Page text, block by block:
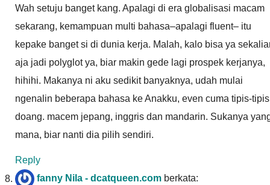
Wah setuju banget kang. Apalagi di era globalisasi macam
sekarang, kemampuan multi bahasa–apalagi fluent– itu
kepake banget si di dunia kerja. Malah, kalo bisa ya
aja jadi polyglot ya, biar makin gede lagi prospek kerjanya,
hihihi. Makanya ni aku sedikit banyaknya, udah mulai
ngenalin beberapa bahasa ke Anakku, even cuma tipis-tipis
doang. macem jepang, inggris dan mandarin. Sukanya
mana, biar nanti dia pilih sendiri.
Reply
fanny Nila - dcatqueen.com berkata: